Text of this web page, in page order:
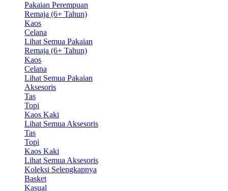
Pakaian Perempuan
Remaja (6+ Tahun)
Kaos
Celana
Lihat Semua Pakaian
Remaja (6+ Tahun)
Kaos
Celana
Lihat Semua Pakaian
Aksesoris
Tas
Topi
Kaos Kaki
Lihat Semua Aksesoris
Tas
Topi
Kaos Kaki
Lihat Semua Aksesoris
Koleksi Selengkapnya
Basket
Kasual